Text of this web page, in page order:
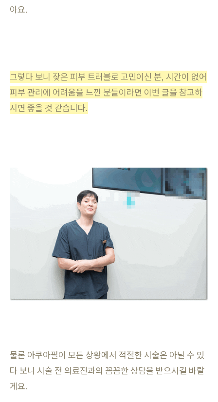
아요.
그렇다 보니 잦은 피부 트러블로 고민이신 분, 시간이 없어
피부 관리에 어려움을 느낀 분들이라면 이번 글을 참고하
시면 좋을 것 같습니다.
물론 아쿠아필이 모든 상황에서 적절한 시술은 아닐 수 있
다 보니 시술 전 의료진과의 꼼꼼한 상담을 받으시길 바랄
게요.